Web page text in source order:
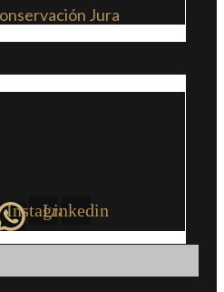
Jura
Instagram
Linkedin